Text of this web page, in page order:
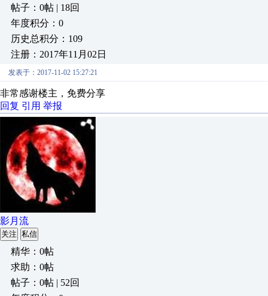
帖子：0帖 | 18回
年度积分：0
历史总积分：109
注册：2017年11月02日
发表于：2017-11-02 15:27:21
非常感谢楼主，免费分享
回复 引用 举报
影月流
关注 私信
精华：0帖
求助：0帖
帖子：0帖 | 52回